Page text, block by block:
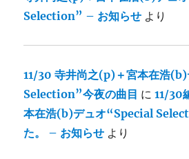
Selection” – お知らせ より
11/30 寺井尚之(p)＋宮本在浩
Selection”今夜の曲目 に11/30
本在浩(b)デュオ“Special
た。 – お知らせ より